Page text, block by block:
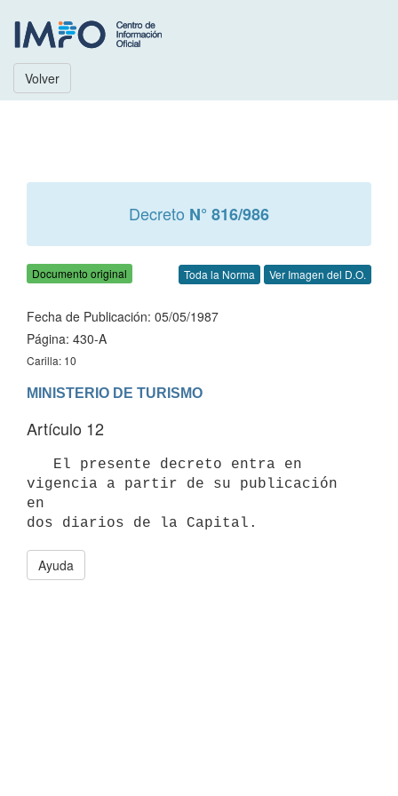
Volver
Decreto N° 816/986
Documento original Toda la Norma Ver Imagen del D.O.
Fecha de Publicación: 05/05/1987
Página: 430-A
Carilla: 10
MINISTERIO DE TURISMO
Artículo 12
vigencia a partir de su publicación
en
Ayuda